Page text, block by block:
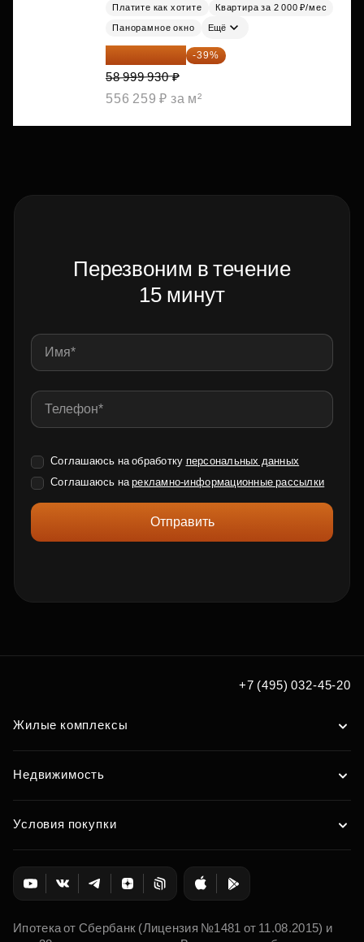
Платите как хотите
Квартира за 2 000 ₽/мес
Панорамное окно Ещё
35 989 957 ₽ -39%
58 999 930 ₽
556 259 ₽ за м²
Перезвоним в течение
15 минут
Соглашаюсь на обработку персональных данных
Соглашаюсь нарекламно-информационные рассылки
Отправить
+7 (495) 032-45-20
Жилые комплексы
Недвижимость
Условия покупки
Ипотека от Сбербанк (Лицензия №1481 от 11.08.2015) и